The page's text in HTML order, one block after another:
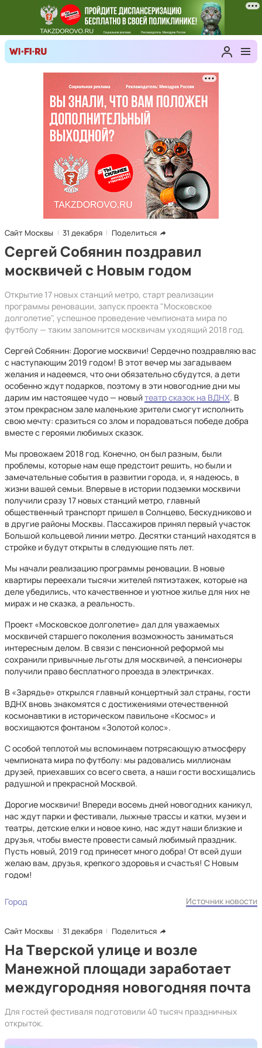
Сайт Москвы 31 декабря Поделиться
Сергей Собянин поздравил
москвичей с Новым годом
Открытие 17 новых станций метро, старт реализации
программы реновации, запуск проекта "Московское
долголетие", успешное проведение чемпионата мира по
футболу — таким запомнится москвичам уходящий 2018 год.​
Сергей Собянин: Дорогие москвичи! Сердечно поздравляю вас
с наступающим 2019 годом! В этот вечер мы загадываем
желания и надеемся, что они обязательно сбудутся, а дети
особенно ждут подарков, поэтому в эти новогодние дни мы
дарим им настоящее чудо — новыйтеатр сказок на ВДНХ. В
этом прекрасном зале маленькие зрители смогут исполнить
свою мечту: сразиться со злом и порадоваться победе добра
вместе с героями любимых сказок.
Мы провожаем 2018 год. Конечно, он был разным, были
проблемы, которые нам еще предстоит решить, но были и
замечательные события в развитии города, и, я надеюсь, в
жизни вашей семьи. Впервые в истории подземки москвичи
получили сразу 17 новых станций метро, главный
общественный транспорт пришел в Солнцево, Бескудниково и
в другие районы Москвы. Пассажиров принял первый участок
Большой кольцевой линии метро. Десятки станций находятся в
стройке и будут открыты в следующие пять лет.
Мы начали реализацию программы реновации. В новые
квартиры переехали тысячи жителей пятиэтажек, которые на
деле убедились, что качественное и уютное жилье для них не
мираж и не сказка, а реальность.
Проект «Московское долголетие» дал для уважаемых
москвичей старшего поколения возможность заниматься
интересным делом. В связи с пенсионной реформой мы
сохранили привычные льготы для москвичей, а пенсионеры
получили право бесплатного проезда в электричках.
В «Зарядье» открылся главный концертный зал страны, гости
ВДНХ вновь знакомятся с достижениями отечественной
космонавтики в историческом павильоне «Космос» и
восхищаются фонтаном «Золотой колос».
С особой теплотой мы вспоминаем потрясающую атмосферу
чемпионата мира по футболу: мы радовались миллионам
друзей, приехавших со всего света, а наши гости восхищались
радушной и прекрасной Москвой.
Дорогие москвичи! Впереди восемь дней новогодних каникул,
нас ждут парки и фестивали, лыжные трассы и катки, музеи и
театры, детские елки и новое кино, нас ждут наши близкие и
друзья, чтобы вместе провести самый любимый праздник.
Пусть новый, 2019 год принесет много добра! От всей души
желаю вам, друзья, крепкого здоровья и счастья! С Новым
годом!
Город Источник новости
Сайт Москвы 31 декабря Поделиться
На Тверской улице и возле
Манежной площади заработает
междугородняя новогодняя почта
Для гостей фестиваля подготовили 40 тысяч праздничных
открыток.